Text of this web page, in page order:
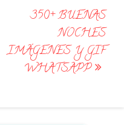
350+ BUENAS
NOCHES
IMÁGENES Y GIF
WHATSAPP